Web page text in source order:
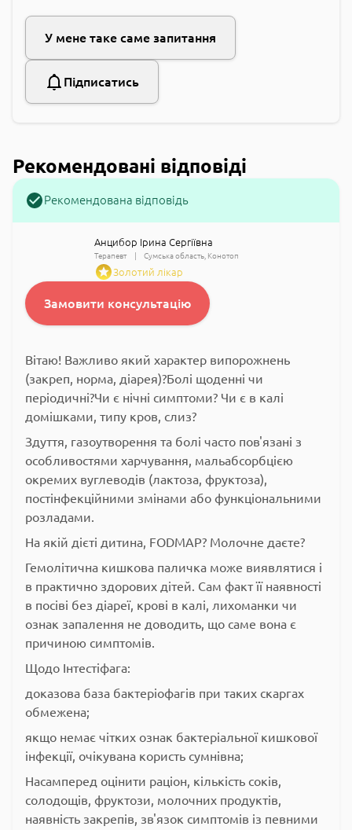
У мене таке саме запитання
Підписатись
Рекомендовані відповіді
Рекомендована відповідь
Анцибор Ірина Сергіївна
Терапевт Сумська область Конотоп
Золотий лікар
Замовити консультацію
Вітаю! Важливо який характер випорожнень
(закреп, норма, діарея)?Болі щоденні чи
періодичні?Чи є нічні симптоми? Чи є в калі
домішками, типу кров, слиз?
Здуття, газоутворення та болі часто пов'язані з
особливостями харчування, мальабсорбцією
окремих вуглеводів (лактоза, фруктоза),
постінфекційними змінами або функціональними
розладами.
На якій дієті дитина, FODMAP? Молочне даєте?
Гемолітична кишкова паличка може виявлятися і
в практично здорових дітей. Сам факт її наявності
в посіві без діареї, крові в калі, лихоманки чи
ознак запалення не доводить, що саме вона є
причиною симптомів.
Щодо Інтестіфага:
доказова база бактеріофагів при таких скаргах
обмежена;
якщо немає чітких ознак бактеріальної кишкової
інфекції, очікувана користь сумнівна;
Насамперед оцінити раціон, кількість соків,
солодощів, фруктози, молочних продуктів,
наявність закрепів, зв'язок симптомів із певними